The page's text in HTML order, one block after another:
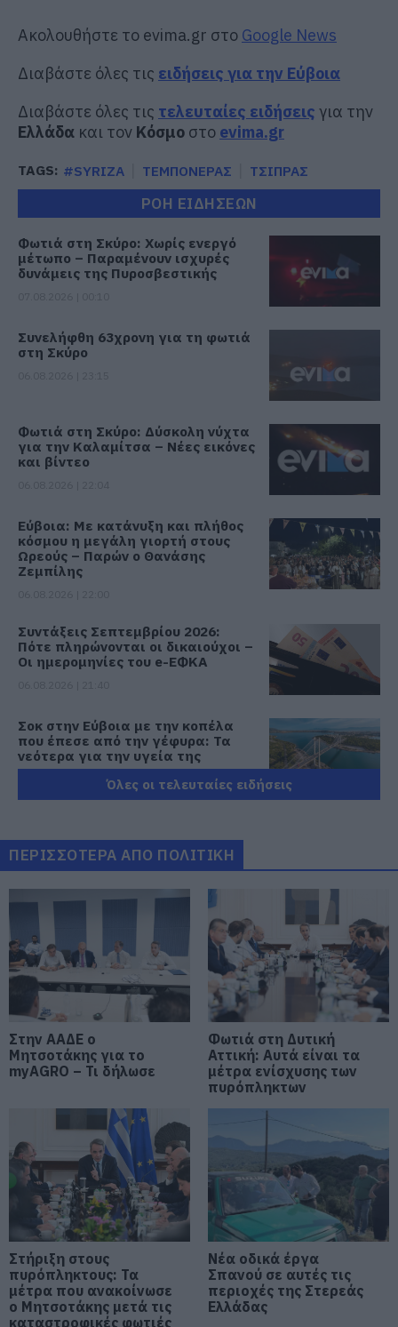
Ακολουθήστε το evima.gr στο Google News
Διαβάστε όλες τις ειδήσεις για την Εύβοια
Διαβάστε όλες τις τελευταίες ειδήσεις για την
Ελλάδα και τον Κόσμο στο evima.gr
TAGS: #SYRIZA ΤΕΜΠΟΝΕΡΑΣ ΤΣΙΠΡΑΣ
ΡΟΗ ΕΙΔΗΣΕΩΝ
Φωτιά στη Σκύρο: Χωρίς ενεργό
μέτωπο – Παραμένουν ισχυρές
δυνάμεις της Πυροσβεστικής
Συνελήφθη 63χρονη για τη φωτιά
στη Σκύρο
Φωτιά στη Σκύρο: Δύσκολη νύχτα
για την Καλαμίτσα – Νέες εικόνες
και βίντεο
Εύβοια: Με κατάνυξη και πλήθος
κόσμου η μεγάλη γιορτή στους
Ωρεούς – Παρών ο Θανάσης
Ζεμπίλης
Συντάξεις Σεπτεμβρίου 2026:
Πότε πληρώνονται οι δικαιούχοι –
Οι ημερομηνίες του e-ΕΦΚΑ
Σοκ στην Εύβοια με την κοπέλα
που έπεσε από την γέφυρα: Τα
νεότερα για την υγεία της
06.08.2026 | 21:20
– Νέο βίντεο
06.08.2026 | 21:00
Καφές: Τα οφέλη της μέτριας
κατανάλωσης σύμφωνα με ειδικό
στο μικροβίωμα του εντέρου
06.08.2026 | 21:00
«Ανάσα» για τους αγρότες στην
Εύβοια: Ολοκληρώθηκε μεγάλο
έργο
06.08.2026 | 20:40
του Σωτήρος – Πως θα κάνετε το
τέλειο μαγείρεμα
06.08.2026 | 20:20
Θρήνος στην Εύβοια: Έφυγε από
τη ζωή ο 37χρονος που είχε
τροχαίο με αγριογούρουνο
06.08.2026 | 20:20
Νέο σοβαρό τροχαίο στην Εύβοια:
Τούμπαρε αυτοκίνητο
Όλες οι τελευταίες ειδήσεις
ΠΕΡΙΣΣΟΤΕΡΑ ΑΠΟ ΠΟΛΙΤΙΚΗ
Στην ΑΑΔΕ ο
Μητσοτάκης για το
myAGRO – Τι δήλωσε
Φωτιά στη Δυτική
Αττική: Αυτά είναι τα
μέτρα ενίσχυσης των
πυρόπληκτων
Στήριξη στους
πυρόπληκτους: Τα
μέτρα που ανακοίνωσε
ο Μητσοτάκης μετά τις
καταστροφικές φωτιές
Νέα οδικά έργα
Σπανού σε αυτές τις
περιοχές της Στερεάς
Ελλάδας